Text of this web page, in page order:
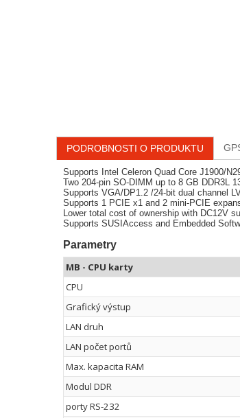
PODROBNOSTI O PRODUKTU
Supports Intel Celeron Quad Core J1900/
Two 204-pin SO-DIMM up to 8 GB DDR3L
Supports VGA/DP1.2 /24-bit dual channel
Supports 1 PCIE x1 and 2 mini-PCIE
Lower total cost of ownership with DC12V
Supports SUSIAccess and Embedded
Parametry
MB - CPU karty
CPU
Grafický výstup
LAN druh
LAN počet portů
Max. kapacita RAM
Modul DDR
porty RS-232